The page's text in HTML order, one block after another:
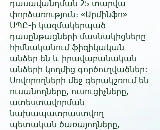
դասավանդման 25 տարվա
փորձառություն։ «Արմինֆո»
ՍՊԸ-ի կազմակերպած
դասընթացների մասնակիցները
հիմնա­կա­նում ֆիզիկական
անձեր են և իրավաբանական
անձերի կողմից գոր­ծուղ­ված­ներ:
Սովորողների մեջ գերակշռում են
ուսանողները, ուսուցիչները,
ատեստա­վորման
նախապատրաստվող
պետական ծառայողները,